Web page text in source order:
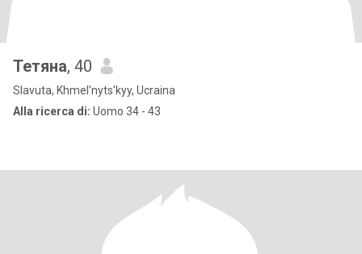
Тетяна, 40
Slavuta, Khmel'nyts'kyy, Ucraina
Alla ricerca di: Uomo 34 - 43